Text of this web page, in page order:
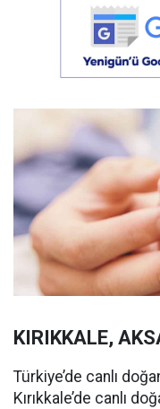
KIRIKKALE,
Türkiye’de canlı
Kırıkkale’de canlı